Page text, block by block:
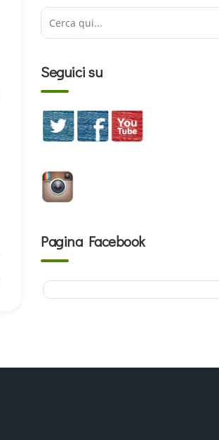
Seguici su
Pagina Facebook